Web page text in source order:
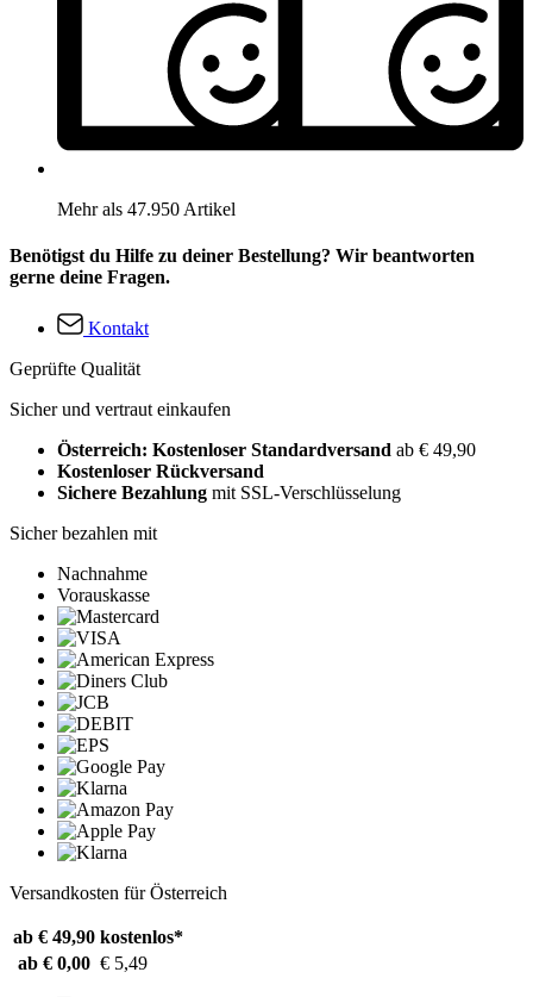
Mehr als 47.950 Artikel
Benötigst du Hilfe zu deiner Bestellung? Wir beantworten
gerne deine Fragen.
Kontakt
Geprüfte Qualität
Sicher und vertraut einkaufen
Österreich: Kostenloser Standardversand ab € 49,90
Kostenloser Rückversand
Sichere Bezahlung mit SSL-Verschlüsselung
Sicher bezahlen mit
Nachnahme
Vorauskasse
Versandkosten für Österreich
ab € 49,90 kostenlos*
ab € 0,00 € 5,49